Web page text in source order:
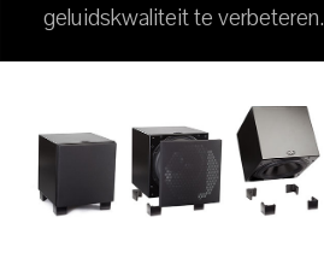
geluidskwaliteit te verbeteren.